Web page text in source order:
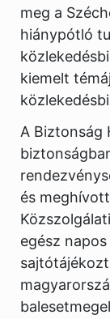
meg a
hiánypótló
kiemelt
A Biztonság
és
egész